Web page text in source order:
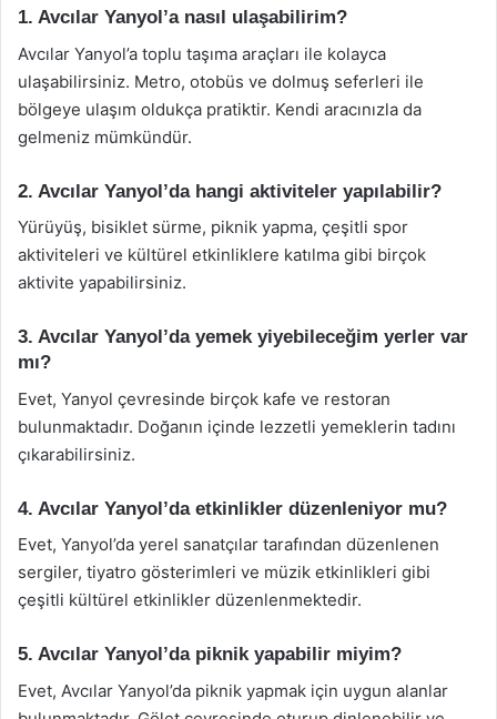
1. Avcılar Yanyol’a nasıl ulaşabilirim?
Avcılar Yanyol’a toplu taşıma araçları ile kolayca
ulaşabilirsiniz. Metro, otobüs ve dolmuş seferleri ile
bölgeye ulaşım oldukça pratiktir. Kendi aracınızla da
gelmeniz mümkündür.
2. Avcılar Yanyol’da hangi aktiviteler yapılabilir?
Yürüyüş, bisiklet sürme, piknik yapma, çeşitli spor
aktiviteleri ve kültürel etkinliklere katılma gibi birçok
aktivite yapabilirsiniz.
3. Avcılar Yanyol’da yemek yiyebileceğim yerler var
mı?
Evet, Yanyol çevresinde birçok kafe ve restoran
bulunmaktadır. Doğanın içinde lezzetli yemeklerin tadını
çıkarabilirsiniz.
4. Avcılar Yanyol’da etkinlikler düzenleniyor mu?
Evet, Yanyol’da yerel sanatçılar tarafından düzenlenen
sergiler, tiyatro gösterimleri ve müzik etkinlikleri gibi
çeşitli kültürel etkinlikler düzenlenmektedir.
5. Avcılar Yanyol’da piknik yapabilir miyim?
Evet, Avcılar Yanyol’da piknik yapmak için uygun alanlar